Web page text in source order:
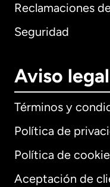
Reclamaciones
Seguridad
Aviso legal
Términos y
Política de
Política de
Aceptación de